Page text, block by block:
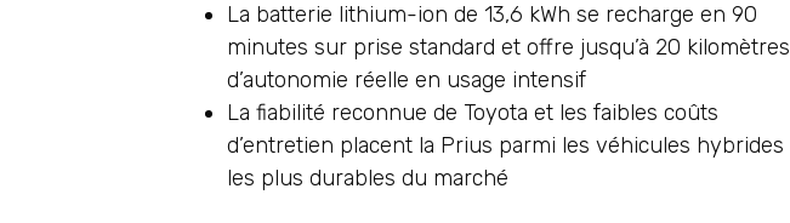
La batterie lithium-ion de 13,6 kWh se recharge en 90
minutes sur prise standard et offre jusqu’à 20 kilomètres
d’autonomie réelle en usage intensif
La fiabilité reconnue de Toyota et les faibles coûts
d’entretien placent la Prius parmi les véhicules hybrides
les plus durables du marché